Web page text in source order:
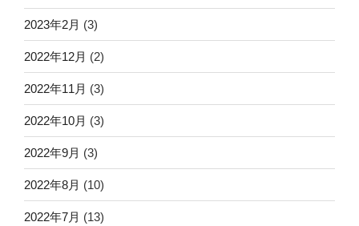
2023年2月 (3)
2022年12月 (2)
2022年11月 (3)
2022年10月 (3)
2022年9月 (3)
2022年8月 (10)
2022年7月 (13)